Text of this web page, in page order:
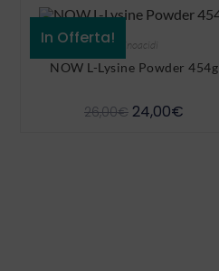
In Offerta!Aminoacidi
NOW L-Lysine Powder 454g
26,00€ 24,00€